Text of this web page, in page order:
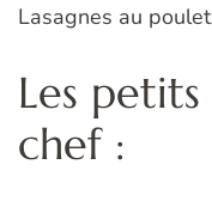
Lasagnes au
Les
chef :